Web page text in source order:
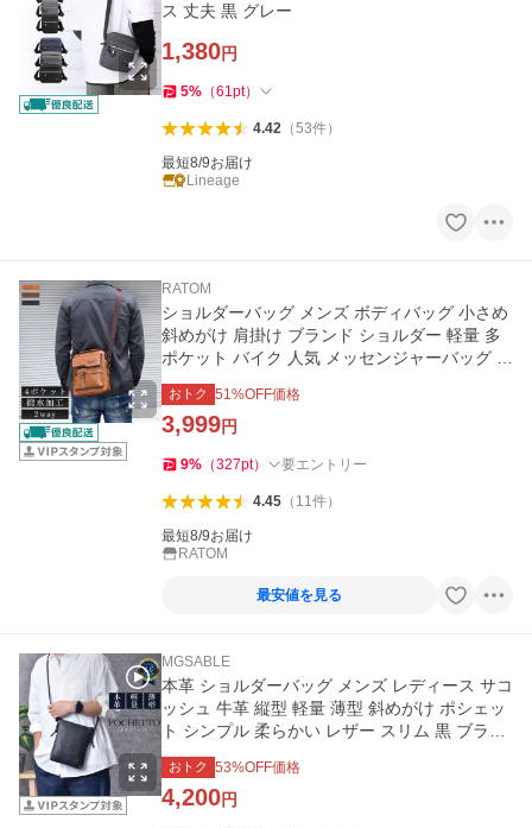
ス 丈夫 黒 グレー
1,380円
5% （61pt）
4.42（53件）
最短8/9お届け
Lineage
RATOM
ショルダーバッグ メンズ ボディバッグ 小さめ
斜めがけ 肩掛け ブランド ショルダー 軽量 多
ポケット バイク 人気 メッセンジャーバッグ バ
ッグ サコッシュ
おトク 51%OFF価格
3,999円
9% （327pt） 要エントリー
4.45（ 11件）
最短8/9お届け
RATOM
最安値を見る
MGSABLE
本革 ショルダーバッグ メンズ レディース サコ
ッシュ 牛革 縦型 軽量 薄型 斜めがけ ポシェッ
ト シンプル 柔らかい レザー スリム 黒 ブラッ
ク 小さめ 旅行
おトク 53%OFF価格
4,200円